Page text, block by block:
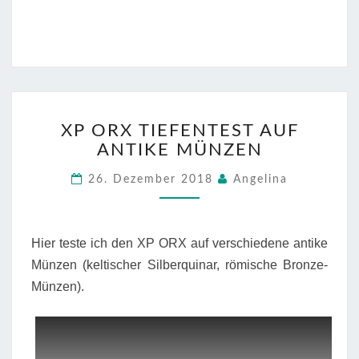
ORX
TIEFENTEST
ANTIKE
MÜNZEN
XP ORX TIEFENTEST AUF
ANTIKE MÜNZEN
26. Dezember 2018 Angelina
Hier teste ich den XP ORX auf verschiedene antike
Münzen (keltischer Silberquinar, römische Bronze-
Münzen).